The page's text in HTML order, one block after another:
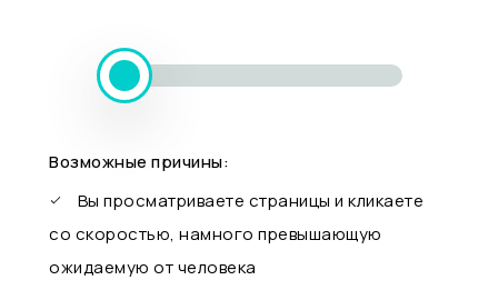
Возможные причины:
Вы просматриваете страницы и кликаете
со скоростью, намного превышающую
ожидаемую от человека